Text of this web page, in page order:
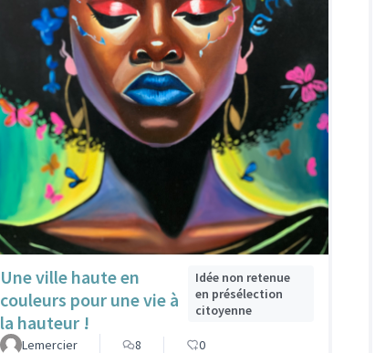
Une ville haute en
couleurs pour une vie à
la hauteur !
Idée non retenue
en présélection
citoyenne
Lemercier 8 0